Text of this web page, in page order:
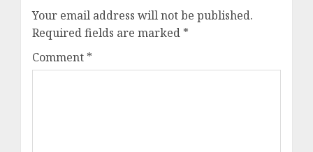
Your email address will not be published.
Required fields are marked *
Comment *